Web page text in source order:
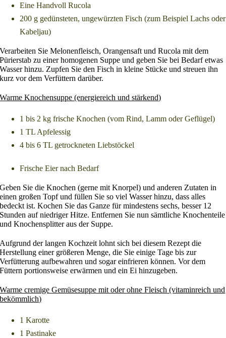
Eine Handvoll Rucola
200 g gedünsteten, ungewürzten Fisch (zum Beispiel Lachs oder
Kabeljau)
Verarbeiten Sie Melonenfleisch, Orangensaft und Rucola mit dem
Pürierstab zu einer homogenen Suppe und geben Sie bei Bedarf etwas
Wasser hinzu. Zupfen Sie den Fisch in kleine Stücke und streuen ihn
kurz vor dem Verfüttern darüber.
Warme Knochensuppe (energiereich und stärkend)
1 bis 2 kg frische Knochen (vom Rind, Lamm oder Geflügel)
1 TL Apfelessig
4 bis 6 TL getrockneten Liebstöckel
Frische Eier nach Bedarf
Geben Sie die Knochen (gerne mit Knorpel) und anderen Zutaten in
einen großen Topf und füllen Sie so viel Wasser hinzu, dass alles
bedeckt ist. Kochen Sie das Ganze für mindestens sechs, besser 12
Stunden auf niedriger Hitze. Entfernen Sie nun sämtliche Knochenteile
und Knochensplitter aus der Suppe.
Aufgrund der langen Kochzeit lohnt sich bei diesem Rezept die
Herstellung einer größeren Menge, die Sie einige Tage bis zur
Verfütterung aufbewahren und sogar einfrieren können. Vor dem
Füttern portionsweise erwärmen und ein Ei hinzugeben.
Warme cremige Gemüsesuppe mit oder ohne Fleisch (vitaminreich und
bekömmlich)
1 Karotte
1 Pastinake